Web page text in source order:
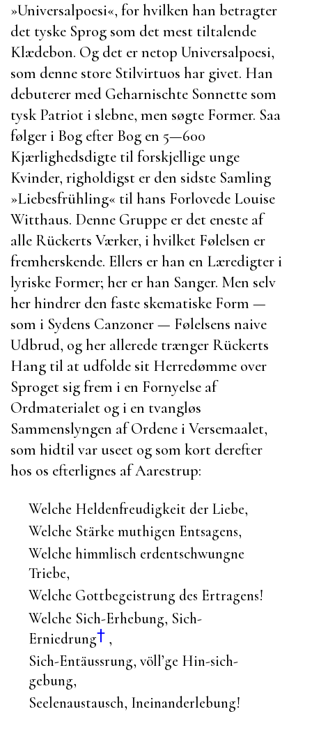
»Universalpoesi«, for hvilken han betragter
det tyske Sprog som det mest tiltalende
Klædebon. Og det er netop Universalpoesi,
som denne store Stilvirtuos har givet. Han
debuterer med Geharnischte Sonnette som
tysk Patriot i slebne, men søgte Former. Saa
følger i Bog efter Bog en 5—600
Kjærlighedsdigte til forskjellige unge
Kvinder, righoldigst er den sidste Samling
»Liebesfrühling« til hans Forlovede Louise
Witthaus. Denne Gruppe er det eneste af
alle Rückerts Værker, i hvilket Følelsen er
fremherskende. Ellers er han en Læredigter i
lyriske Former; her er han Sanger. Men selv
her hindrer den faste skematiske Form —
som i Sydens Canzoner — Følelsens naive
Udbrud, og her allerede trænger Rückerts
Hang til at udfolde sit Herredømme over
Sproget sig frem i en Fornyelse af
Ordmaterialet og i en tvangløs
Sammenslyngen af Ordene i Versemaalet,
som hidtil var useet og som kort derefter
hos os efterlignes afAarestrup:
Welche Heldenfreudigkeit der Liebe,
Welche Stärke muthigen Entsagens,
Welche himmlisch erdentschwungne
Triebe,
Welche Gottbegeistrung des Ertragens!
Welche Sich-Erhebung, Sich-
Erniedrung† ,
Sich-Entäussrung, völl’ge Hin-sich-
gebung,
Seelenaustausch, Ineinanderlebung!